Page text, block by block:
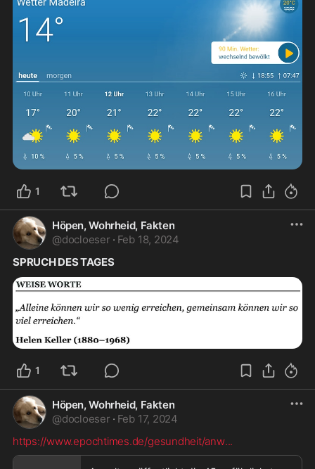
1
Höpen, Wohrheid, Fakten
@docloeser · Feb 18, 2024
SPRUCH DES TAGES
1
Höpen, Wohrheid, Fakten
@docloeser · Feb 17, 2024
https://www.epochtimes.de/gesundheit/anw...